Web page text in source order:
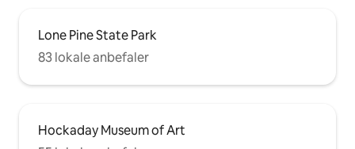
Lone Pine State Park
83 lokale anbefaler
Hockaday Museum of Art